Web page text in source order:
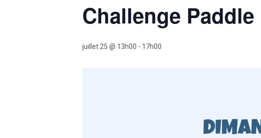
Challenge Paddle
juillet 25 @ 13h00 - 17h00